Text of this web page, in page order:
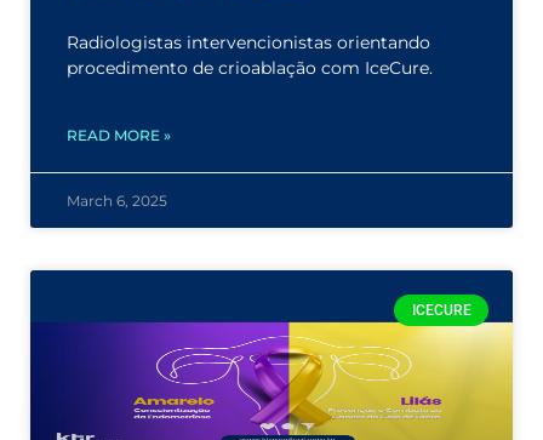
Radiologistas intervencionistas orientando
procedimento de crioablação com IceCure.
READ MORE »
March 6, 2025
ICECURE